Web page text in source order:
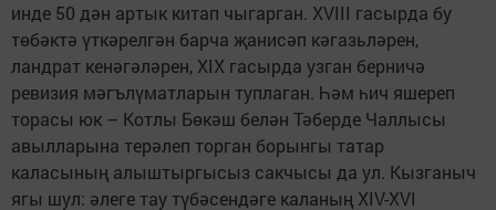
инде 50 дән артык китап чыгарган. XVIII гасырда бу
төбәктә үткәрелгән барча җанисәп кәгазьләрен,
ландрат кенәгәләрен, XIX гасырда узган берничә
ревизия мәгълүматларын туплаган. Һәм һич яшереп
торасы юк – Котлы Бөкәш белән Тәберде Чаллысы
авылларына терәлеп торган борынгы татар
каласының алыштыр­гысыз сакчысы да ул. Кызганыч
ягы шул: әлеге тау түбәсендәге каланың XIV-XVI